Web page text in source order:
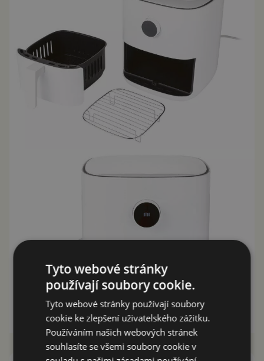
Tyto webové stránky
používají soubory cookie.
Tyto webové stránky používají soubory
cookie ke zlepšení uživatelského zážitku.
Používáním našich webových stránek
souhlasíte se všemi soubory cookie v